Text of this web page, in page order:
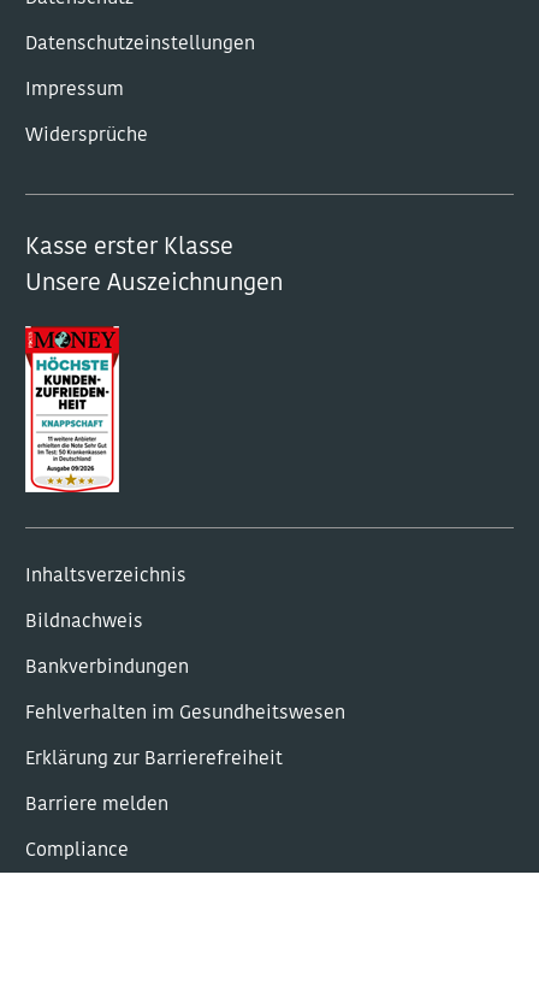
Datenschutzeinstellungen
Impressum
Widersprüche
Kasse erster Klasse
Unsere Auszeichnungen
Inhaltsverzeichnis
Bildnachweis
Bankverbindungen
Fehlverhalten im Gesundheitswesen
Erklärung zur Barrierefreiheit
Barriere melden
Com­plian­ce